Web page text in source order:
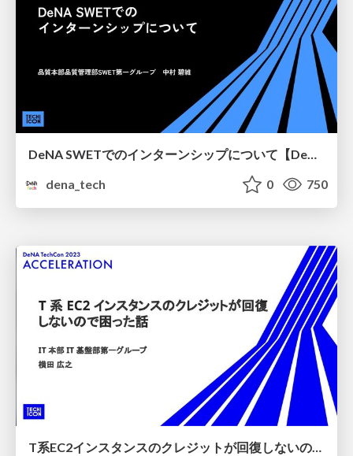
dena_tech
0 750
T系EC2インスタンスのクレジットが回復しないので困った話【DeNA TechCon 2023】